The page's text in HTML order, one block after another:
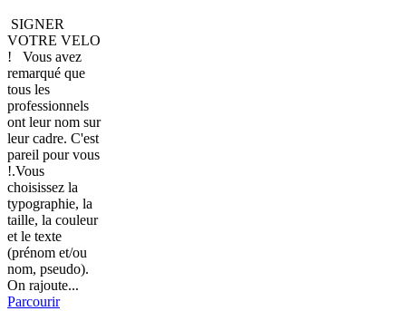
SIGNER
VOTRE VELO
! Vous avez
remarqué que
tous les
professionnels
ont leur nom sur
leur cadre. C'est
pareil pour vous
!.Vous
choisissez la
typographie, la
taille, la couleur
et le texte
(prénom et/ou
nom, pseudo).
On rajoute...
Parcourir